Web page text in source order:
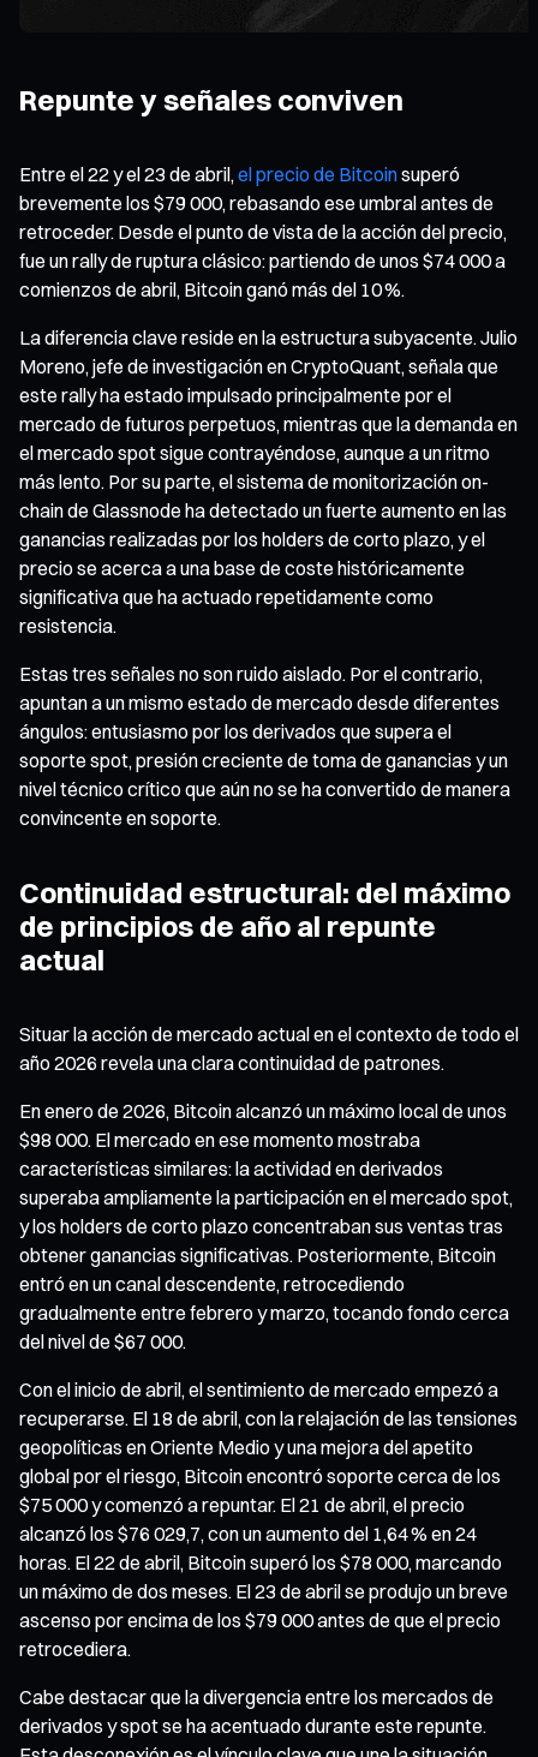
Repunte y señales conviven
Entre el 22 y el 23 de abril, el precio de Bitcoinsuperó
brevemente los $79 000, rebasando ese umbral antes de
retroceder. Desde el punto de vista de la acción del precio,
fue un rally de ruptura clásico: partiendo de unos $74 000 a
comienzos de abril, Bitcoin ganó más del 10 %.
La diferencia clave reside en la estructura subyacente. Julio
Moreno, jefe de investigación en CryptoQuant, señala que
este rally ha estado impulsado principalmente por el
mercado de futuros perpetuos, mientras que la demanda en
el mercado spot sigue contrayéndose, aunque a un ritmo
más lento. Por su parte, el sistema de monitorización on-
chain de Glassnode ha detectado un fuerte aumento en las
ganancias realizadas por los holders de corto plazo, y el
precio se acerca a una base de coste históricamente
significativa que ha actuado repetidamente como
resistencia.
Estas tres señales no son ruido aislado. Por el contrario,
apuntan a un mismo estado de mercado desde diferentes
ángulos: entusiasmo por los derivados que supera el
soporte spot, presión creciente de toma de ganancias y un
nivel técnico crítico que aún no se ha convertido de manera
convincente en soporte.
Continuidad estructural: del máximo
de principios de año al repunte
actual
Situar la acción de mercado actual en el contexto de todo el
año 2026 revela una clara continuidad de patrones.
En enero de 2026, Bitcoin alcanzó un máximo local de unos
$98 000. El mercado en ese momento mostraba
características similares: la actividad en derivados
superaba ampliamente la participación en el mercado spot,
y los holders de corto plazo concentraban sus ventas tras
obtener ganancias significativas. Posteriormente, Bitcoin
entró en un canal descendente, retrocediendo
gradualmente entre febrero y marzo, tocando fondo cerca
del nivel de $67 000.
Con el inicio de abril, el sentimiento de mercado empezó a
recuperarse. El 18 de abril, con la relajación de las tensiones
geopolíticas en Oriente Medio y una mejora del apetito
global por el riesgo, Bitcoin encontró soporte cerca de los
$75 000 y comenzó a repuntar. El 21 de abril, el precio
alcanzó los $76 029,7, con un aumento del 1,64 % en 24
horas. El 22 de abril, Bitcoin superó los $78 000, marcando
un máximo de dos meses. El 23 de abril se produjo un breve
ascenso por encima de los $79 000 antes de que el precio
retrocediera.
Cabe destacar que la divergencia entre los mercados de
derivados y spot se ha acentuado durante este repunte.